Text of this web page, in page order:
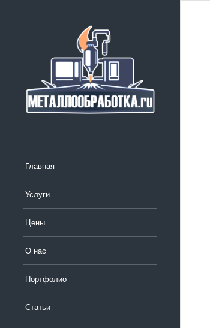
Главная
Услуги
Цены
О нас
Портфолио
Статьи